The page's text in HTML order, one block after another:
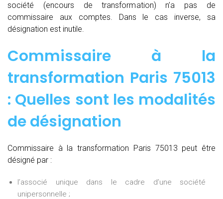
société (encours de transformation) n’a pas de
commissaire aux comptes. Dans le cas inverse, sa
désignation est inutile.
Commissaire à la
transformation Paris 75013
: Quelles sont les modalités
de désignation
Commissaire à la transformation Paris 75013 peut être
désigné par :
l’associé unique dans le cadre d’une société
unipersonnelle ;